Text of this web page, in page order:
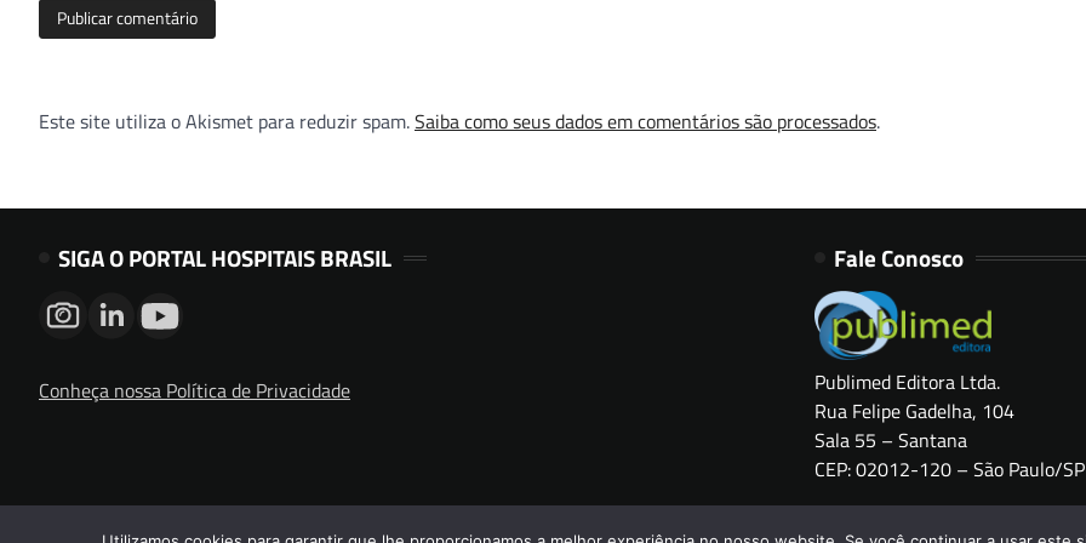
Este site utiliza o Akismet para reduzir spam.Saiba como seus dados em comentários são processados.
SIGA O PORTAL HOSPITAIS BRASIL
Conheça nossa Política de Privacidade
Fale Conosco
Publimed Editora Ltda.
Rua Felipe Gadelha, 104
Sala 55 – Santana
CEP: 02012-120 – São Paulo/SP